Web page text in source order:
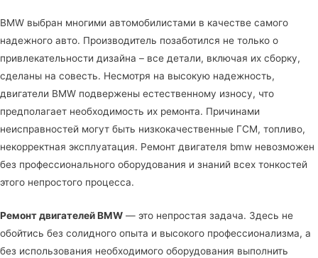
BMW выбран многими автомобилистами в качестве самого
надежного авто. Производитель позаботился не только о
привлекательности дизайна – все детали, включая их сборку,
сделаны на совесть. Несмотря на высокую надежность,
двигатели BMW подвержены естественному износу, что
предполагает необходимость их ремонта. Причинами
неисправностей могут быть низкокачественные ГСМ, топливо,
некорректная эксплуатация. Ремонт двигателя bmw невозможен
без профессионального оборудования и знаний всех тонкостей
этого непростого процесса.
Ремонт двигателей BMW — это непростая задача. Здесь не
обойтись без солидного опыта и высокого профессионализма, а
без использования необходимого оборудования выполнить